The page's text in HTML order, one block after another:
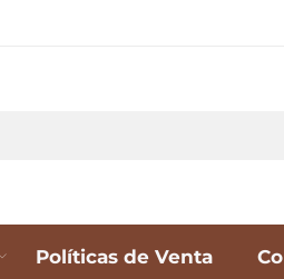
Políticas de Venta